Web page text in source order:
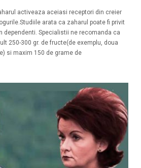
activeaza aceiasi receptori din creier
arata ca zaharul poate fi privit
dependenti. Specialistii ne recomanda ca
250-300 gr. de fructe(de exemplu, doua
si maxim 150 de grame de